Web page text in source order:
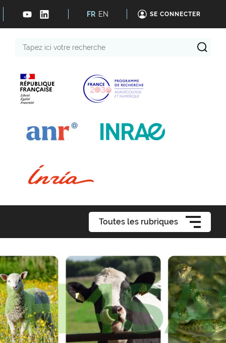
FR EN SE CONNECTER
recherche
Toutes les rubriques